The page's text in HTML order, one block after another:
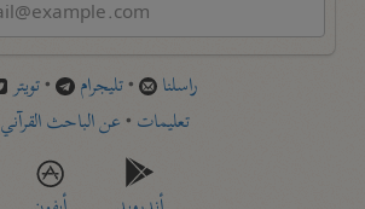
راسلنا •تليجرام •تويتر
تعليمات •عن الباحث القرآني